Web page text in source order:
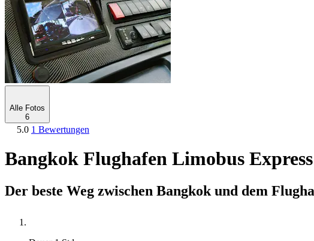
Alle Fotos
6
5.0 1 Bewertungen
Bangkok Flughafen Limobus Express
Der beste Weg zwischen Bangkok und dem